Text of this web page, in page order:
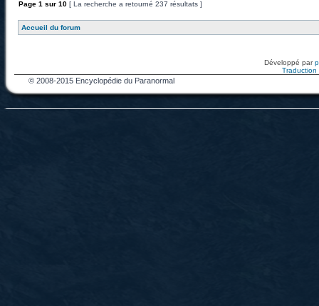
Page 1 sur 10 [ La recherche a retourné 237 résultats ]
Accueil du forum
Développé par
Traduction
© 2008-2015 Encyclopédie du Paranormal